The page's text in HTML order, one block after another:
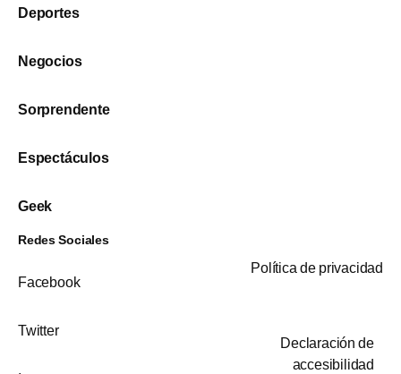
Deportes
Negocios
Sorprendente
Espectáculos
Geek
Redes Sociales
Facebook
Twitter
Política de privacidad
Declaración de
accesibilidad